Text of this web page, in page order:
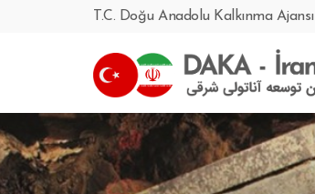
T.C. Doğu Anadolu Kalkınma Ajansı